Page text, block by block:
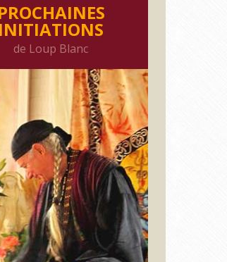
INITIATIONS
de Loup Blanc